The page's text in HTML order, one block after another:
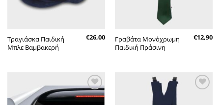
Τραγιάσκα Παιδική
Μπλε Βαμβακερή
€26,00
Γραβάτα Μονόχρωμη
Παιδική Πράσινη
€12,90
Πρόσθήκη